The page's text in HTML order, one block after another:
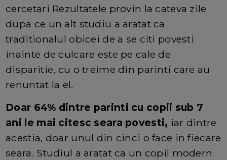
cercetari Rezultatele provin la cateva zile
dupa ce un alt studiu a aratat ca
traditionalul obicei de a se citi povesti
inainte de culcare este pe cale de
disparitie, cu o treime din parinti care au
renuntat la el.
Doar 64% dintre parinti cu copii sub 7
ani le mai citesc seara povesti, iar dintre
acestia, doar unul din cinci o face in fiecare
seara. Studiul a aratat ca un copil modern